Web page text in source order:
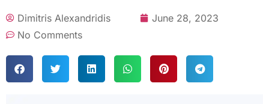
Dimitris Alexandridis
June 28, 2023
No Comments